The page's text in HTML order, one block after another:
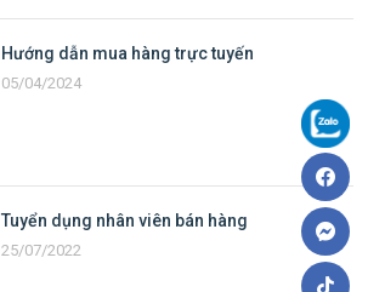
Hướng dẫn mua hàng trực tuyến
05/04/2024
Tuyển dụng nhân viên bán hàng
25/07/2022